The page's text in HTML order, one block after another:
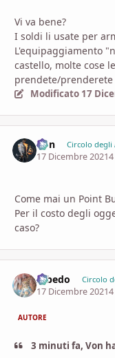
Vi va bene?
I soldi li usate per
L'equipaggiamento
castello, molte cose
prendete/
Modificato 17
Von Circolo degli
17 Dicembre 2021
Come mai un Point
Per il costo degli
caso?
Albedo Circolo
17 Dicembre 2021
AUTORE
3 minuti fa, Von